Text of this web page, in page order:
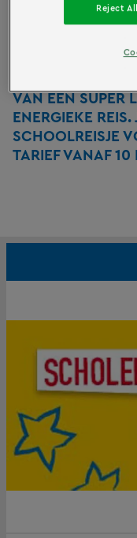
ding is zeker: op de
inspiratie van deze
ORGANISEER
VAN EEN SUPER
ENERGIEKE REIS.
SCHOOLREISJE
TARIEF VANAF 10
Reject All